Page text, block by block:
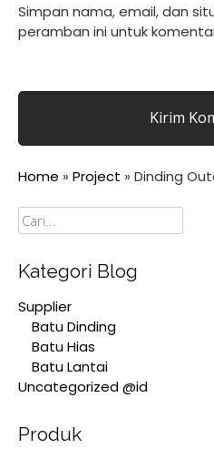
Simpan nama, email, dan
peramban ini untuk
Home » Project » Dinding
Cari
Kategori Blog
Supplier
Batu Dinding
Batu Hias
Batu Lantai
Uncategorized @id
Produk